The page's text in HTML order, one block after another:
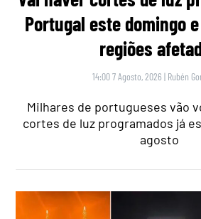
Portugal este domingo
regiões
14:00 7 Agosto, 2026 | Rubén
Milhares de portugueses vão
cortes de luz programados já
agosto